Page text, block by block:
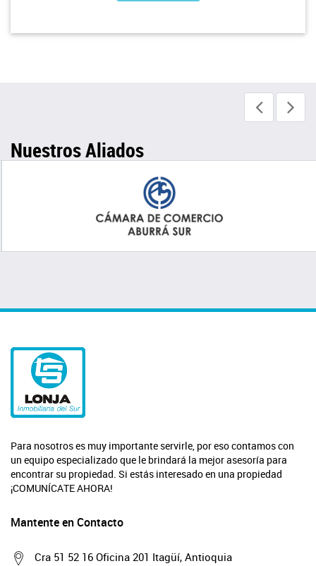
Nuestros Aliados
Para nosotros es muy importante servirle, por eso contamos con
un equipo especializado que le brindará la mejor asesoría para
encontrar su propiedad. Si estás interesado en una propiedad
¡COMUNÍCATE AHORA!
Mantente en Contacto
Cra 51 52 16 Oficina 201 Itagüí, Antioquia